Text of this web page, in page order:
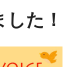
た！